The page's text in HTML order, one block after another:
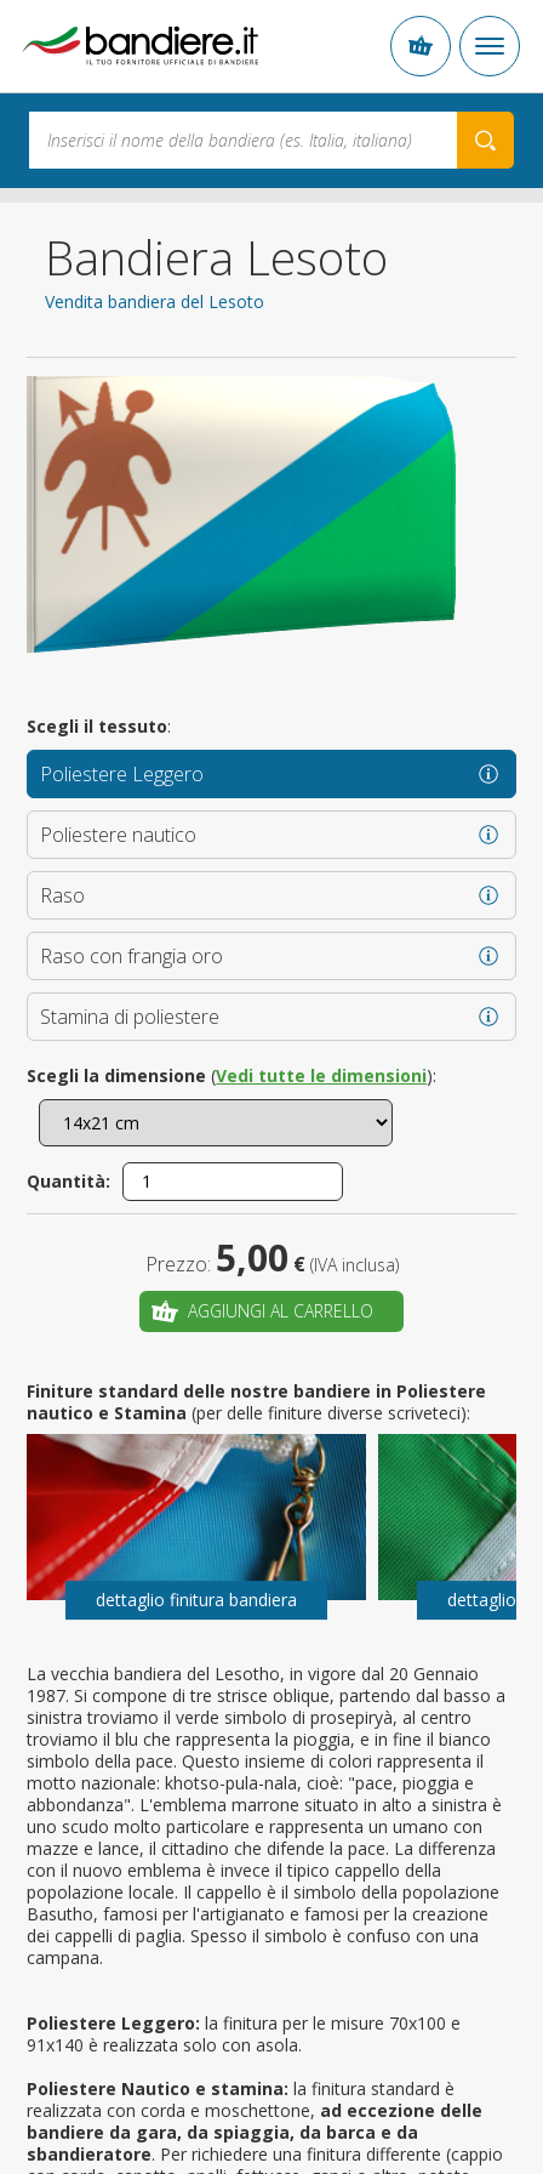
Bandiera Lesoto
Vendita bandiera del Lesoto
La vecchia bandiera del Lesotho, in vigore dal 20 Gennaio
1987. Si compone di tre strisce oblique, partendo dal basso a
sinistra troviamo il verde simbolo di prosepiryà, al centro
troviamo il blu che rappresenta la pioggia, e in fine il bianco
simbolo della pace. Questo insieme di colori rappresenta il
motto nazionale: khotso-pula-nala, cioè: "pace, pioggia e
abbondanza". L'emblema marrone situato in alto a sinistra è
uno scudo molto particolare e rappresenta un umano con
mazze e lance, il cittadino che difende la pace. La differenza
con il nuovo emblema è invece il tipico cappello della
popolazione locale. Il cappello è il simbolo della popolazione
Basutho, famosi per l'artigianato e famosi per la creazione
dei cappelli di paglia. Spesso il simbolo è confuso con una
campana.
Poliestere Leggero: la finitura per le misure 70x100 e
91x140 è realizzata solo con asola.
Poliestere Nautico e stamina: la finitura standard è
realizzata con corda e moschettone, ad eccezione delle
bandiere da gara, da spiaggia, da barca e da
sbandieratore. Per richiedere una finitura differente (cappio
Scegli il tessuto:
Poliestere Leggero
Poliestere nautico
Raso
Raso con frangia oro
Stamina di poliestere
Scegli la dimensione (Vedi tutte le dimensioni):
Quantità:
Prezzo: 5,00 € (IVA inclusa)
AGGIUNGI AL CARRELLO
Finiture standard delle nostre bandiere in Poliestere
nautico e Stamina(per delle finiture diverse scriveteci):
dettaglio finitura bandiera dettaglio